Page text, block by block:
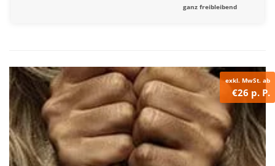
ganz freibleibend
exkl. MwSt. ab
€26 p. P.